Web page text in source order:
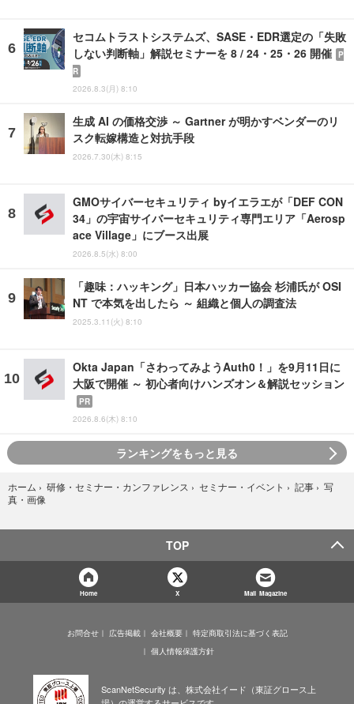
セコムトラストシステムズ、SASE・EDR選定の「失敗
しない判断軸」解説セミナーを 8 / 24・25・26 開催 P
R
2026.8.3(月) 8:10
生成 AI の価格交渉 ～ Gartner が明かすベンダーのリ
スク転嫁構造と対抗手段
2026.7.30(木) 8:15
GMOサイバーセキュリティ byイエラエが「DEF CON
34」の宇宙サイバーセキュリティ専門エリア「Aerosp
ace Village」にブース出展
2026.8.5(水) 8:00
「趣味：ハッキング」日本ハッカー協会 杉浦氏が OSI
NT で本気を出したら ～ 組織と個人の調査法
2025.3.11(火) 8:10
Okta Japan「さわってみようAuth0！」を9月11日に
大阪で開催 ～ 初心者向けハンズオン＆解説セッション
PR
2026.8.6(木) 8:10
ランキングをもっと見る
ホーム › 研修・セミナー・カンファレンス › セミナー・イベント › 記事 › 写
真・画像
TOP
Home X Mail Magazine
お問合せ 広告掲載 会社概要
特定商取引法に基づく表記
個人情報保護方針
ScanNetSecurity は、株式会社イード（東証グロース上